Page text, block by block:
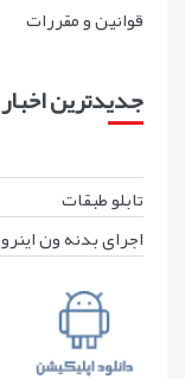
قوانين و مقررات
جدیدترین اخبار
تابلو طبقات
اجرای بدنه ون